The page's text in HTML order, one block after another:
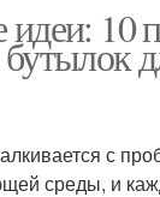
10
с
среды, и